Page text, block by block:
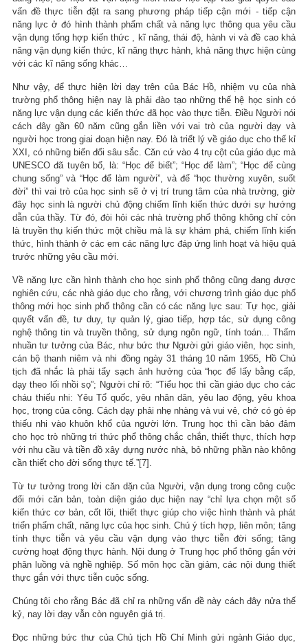
vấn đề thực tiễn đặt ra sang phương pháp tiếp cận mới - tiếp cận
năng lực ở đó hình thành phẩm chất và năng lực thông qua yêu cầu
vận dụng tổng hợp kiến thức , kĩ năng, thái độ, hành vi và đề cao khả
năng vận dụng kiến thức, kĩ năng thực hành, khả năng thực hiện cùng
với các kĩ năng sống khác…
Như vậy, để thực hiện lời dạy trên của Bác Hồ, nhiệm vụ của nhà
trường phổ thông hiện nay là phải đào tạo những thế hệ học sinh có
năng lực vận dụng các kiến thức đã học vào thực tiễn. Điều Người nói
cách đây gần 60 năm cũng gắn liền với vai trò của người dạy và
người học trong giai đoạn hiện nay. Đó là triết lý về giáo dục cho thế kỉ
XXI, có những biến đổi sâu sắc. Căn cứ vào 4 trụ cột của giáo dục mà
UNESCO đã tuyên bố, là: “Học để biết”; “Học để làm”; “Học để cùng
chung sống” và “Học để làm người”, và để “học thường xuyên, suốt
đời” thì vai trò của học sinh sẽ ở vị trí trung tâm của nhà trường, giờ
đây học sinh là người chủ động chiếm lĩnh kiến thức dưới sự hướng
dẫn của thầy. Từ đó, đòi hỏi các nhà trường phổ thông không chỉ còn
là truyền thụ kiến thức một chiều mà là sự khám phá, chiếm lĩnh kiến
thức, hình thành ở các em các năng lực đáp ứng linh hoạt và hiệu quả
trước những yêu cầu mới.
Về năng lực cần hình thành cho học sinh phổ thông cũng đang được
nghiên cứu, các nhà giáo dục cho rằng, với chương trình giáo dục phổ
thông mới học sinh phổ thông cần có các năng lực sau: Tự học, giải
quyết vấn đề, tư duy, tự quản lý, giao tiếp, hợp tác, sử dụng công
nghệ thông tin và truyền thông, sử dụng ngôn ngữ, tính toán... Thấm
nhuần tư tưởng của Bác, như bức thư Người gửi giáo viên, học sinh,
cán bộ thanh niêm và nhi đồng ngày 31 tháng 10 năm 1955, Hồ Chủ
tịch đã nhắc là phải tẩy sạch ảnh hưởng của “học để lấy bằng cấp,
dạy theo lối nhồi sọ”; Người chỉ rõ: “Tiểu học thì cần giáo dục cho các
cháu thiếu nhi: Yêu Tổ quốc, yêu nhân dân, yêu lao động, yêu khoa
học, trọng của công. Cách dạy phải nhẹ nhàng và vui vẻ, chớ có gò ép
thiếu nhi vào khuôn khổ của người lớn. Trung học thì cần bảo đảm
cho học trò những tri thức phổ thông chắc chắn, thiết thực, thích hợp
với nhu cầu và tiền đồ xây dựng nước nhà, bỏ những phần nào không
cần thiết cho đời sống thực tế.”[7].
Từ tư tưởng trong lời căn dặn của Người, vận dụng trong công cuộc
đổi mới căn bản, toàn diện giáo dục hiện nay “chỉ lựa chọn một số
kiến thức cơ bản, cốt lõi, thiết thực giúp cho việc hình thành và phát
triển phẩm chất, năng lực của học sinh. Chú ý tích hợp, liên môn; tăng
tính thực tiễn và yêu cầu vận dụng vào thực tiễn đời sống; tăng
cường hoạt động thực hành. Nội dung ở Trung học phổ thông gắn với
phân luồng và nghề nghiệp. Số môn học cần giảm, các nội dung thiết
thực gắn với thực tiễn cuộc sống.
Chúng tôi cho rằng Bác đã chỉ ra những vấn đề này cách đây nửa thế
kỷ, nay lời dạy vẫn còn nguyên giá trị.
Đọc những bức thư của Chủ tịch Hồ Chí Minh gửi ngành Giáo dục,